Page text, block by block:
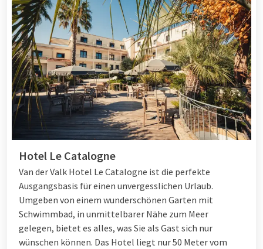
Hotel Le Catalogne
Van der Valk Hotel Le Catalogne ist die perfekte
Ausgangsbasis für einen unvergesslichen Urlaub.
Umgeben von einem wunderschönen Garten mit
Schwimmbad, in unmittelbarer Nähe zum Meer
gelegen, bietet es alles, was Sie als Gast sich nur
wünschen können. Das Hotel liegt nur 50 Meter vom